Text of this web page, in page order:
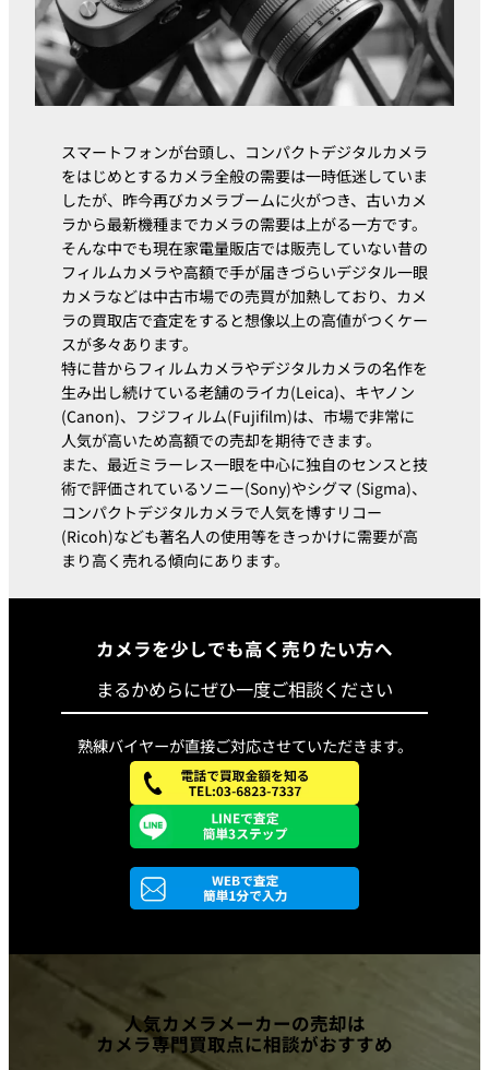
スマートフォンが台頭し、コンパクトデジタルカメラ
をはじめとするカメラ全般の需要は一時低迷していま
したが、昨今再びカメラブームに火がつき、古いカメ
ラから最新機種までカメラの需要は上がる一方です。
そんな中でも現在家電量販店では販売していない昔の
フィルムカメラや高額で手が届きづらいデジタル一眼
カメラなどは中古市場での売買が加熱しており、カメ
ラの買取店で査定をすると想像以上の高値がつくケー
スが多々あります。
特に昔からフィルムカメラやデジタルカメラの名作を
生み出し続けている老舗のライカ(Leica)、キヤノン
(Canon)、フジフィルム(Fujifilm)は、市場で非常に
人気が高いため高額での売却を期待できます。
また、最近ミラーレス一眼を中心に独自のセンスと技
術で評価されているソニー(Sony)やシグマ (Sigma)、
コンパクトデジタルカメラで人気を博すリコー
(Ricoh)なども著名人の使用等をきっかけに需要が高
まり高く売れる傾向にあります。
カメラを少しでも高く売りたい方へ
まるかめらにぜひ一度ご相談ください
熟練バイヤーが直接ご対応させていただきます。
人気カメラメーカーの売却は
カメラ専門買取点に相談がおすすめ